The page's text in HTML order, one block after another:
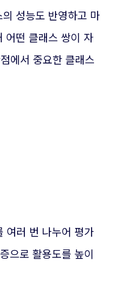
성능도 반영하고 마
어떤 클래스 쌍이 자
에서 중요한 클래스
여러 번 나누어 평가
으로 활용도를 높이